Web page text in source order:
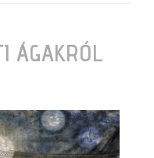
ÁGAKRÓL